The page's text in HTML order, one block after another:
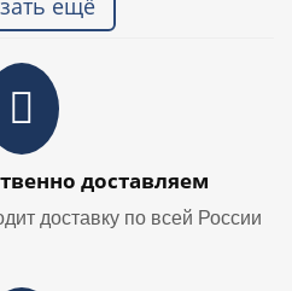
ещё
доставляем
доставку по всей России